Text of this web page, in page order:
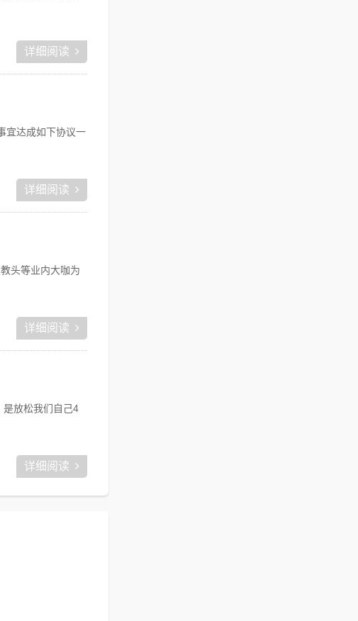
详细阅读
宜达成如下协议一
详细阅读
头等业内大咖为
详细阅读
是放松我们自己4
详细阅读